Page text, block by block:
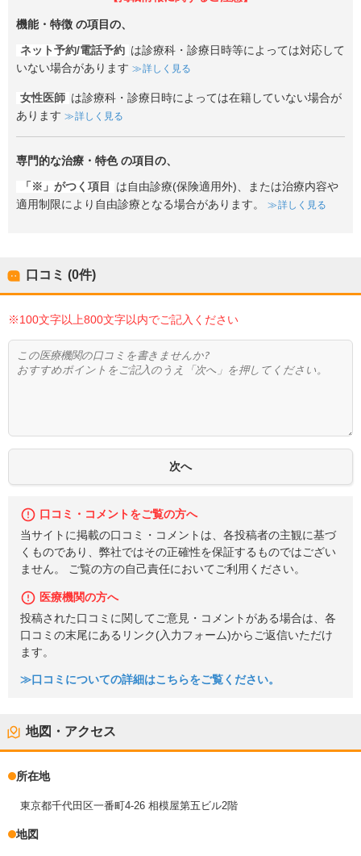
機能・特徴 の項目の、
ネット予約/電話予約 は診療科・診療日時等によっては対応して
いない場合があります
詳しく見る
女性医師 は診療科・診療日時によっては在籍していない場合が
あります
詳しく見る
専門的な治療・特色の項目の、
「※」がつく項目
は自由診療(保険適用外)、または治療内容や
適用制限により自由診療となる場合があります。
詳しく見る
口コミ (0件)
※100文字以上800文字以内でご記入ください
口コミ・コメントをご覧の方へ
当サイトに掲載の口コミ・コメントは、各投稿者の主観に基づ
くものであり、弊社ではその正確性を保証するものではござい
ません。 ご覧の方の自己責任においてご利用ください。
医療機関の方へ
投稿された口コミに関してご意見・コメントがある場合は、各
口コミの末尾にあるリンク(入力フォーム)からご返信いただけ
ます。
≫口コミについての詳細はこちらをご覧ください。
地図・アクセス
所在地
東京都千代田区一番町4-26 相模屋第五ビル2階
地図